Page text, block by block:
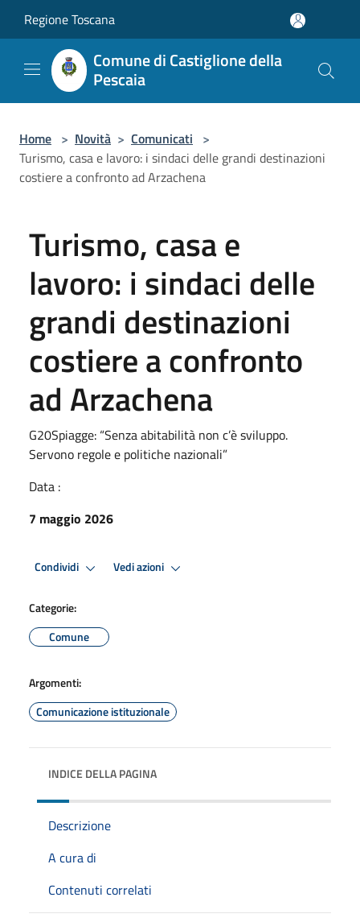
Regione Toscana
Comune di Castiglione della
Pescaia
Home > Novità > Comunicati >
Turismo, casa e lavoro: i sindaci delle grandi destinazioni
costiere a confronto ad Arzachena
Turismo, casa e
lavoro: i sindaci delle
grandi destinazioni
costiere a confronto
ad Arzachena
G20Spiagge: “Senza abitabilità non c’è sviluppo.
Servono regole e politiche nazionali”
Data :
7 maggio 2026
Condividi Vedi azioni
Categorie:
Comune
Argomenti:
Comunicazione istituzionale
INDICE DELLA PAGINA
Descrizione
A cura di
Contenuti correlati